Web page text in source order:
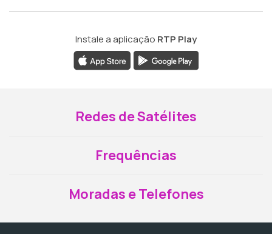
Instale a aplicação RTP Play
Redes de Satélites
Frequências
Moradas e Telefones